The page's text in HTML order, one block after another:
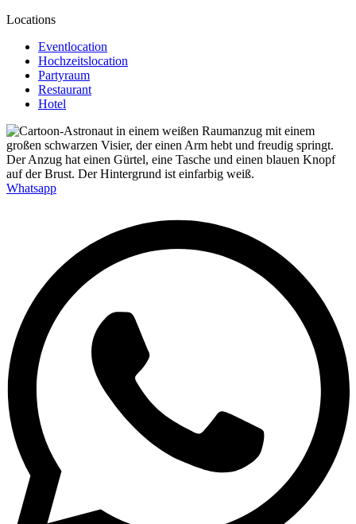
Locations
Eventlocation
Hochzeitslocation
Partyraum
Restaurant
Hotel
Whatsapp